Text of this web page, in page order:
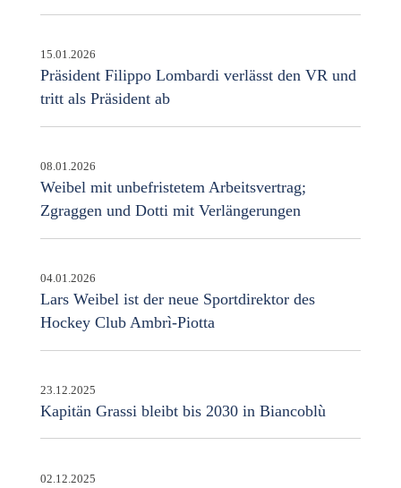
15.01.2026
Präsident Filippo Lombardi verlässt den VR und
tritt als Präsident ab
08.01.2026
Weibel mit unbefristetem Arbeitsvertrag;
Zgraggen und Dotti mit Verlängerungen
04.01.2026
Lars Weibel ist der neue Sportdirektor des
Hockey Club Ambrì-Piotta
23.12.2025
Kapitän Grassi bleibt bis 2030 in Biancoblù
02.12.2025